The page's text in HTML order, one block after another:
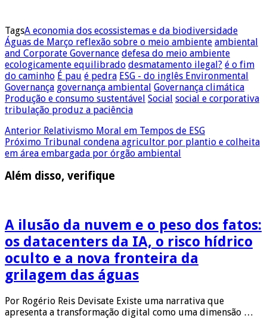
TagsA economia dos ecossistemas e da biodiversidade
Águas de Março reflexão sobre o meio ambiente ambiental
and Corporate Governance defesa do meio ambiente
ecologicamente equilibrado desmatamento ilegal? é o fim
do caminho É pau é pedra ESG - do inglês Environmental
Governança governança ambiental Governança climática
Produção e consumo sustentável Social social e corporativa
tribulação produz a paciência
Anterior Relativismo Moral em Tempos de ESG
Próximo Tribunal condena agricultor por plantio e colheita
em área embargada por órgão ambiental
Além disso, verifique
A ilusão da nuvem e o peso dos fatos:
os datacenters da IA, o risco hídrico
oculto e a nova fronteira da
grilagem das águas
Por Rogério Reis Devisate Existe uma narrativa que
apresenta a transformação digital como uma dimensão …